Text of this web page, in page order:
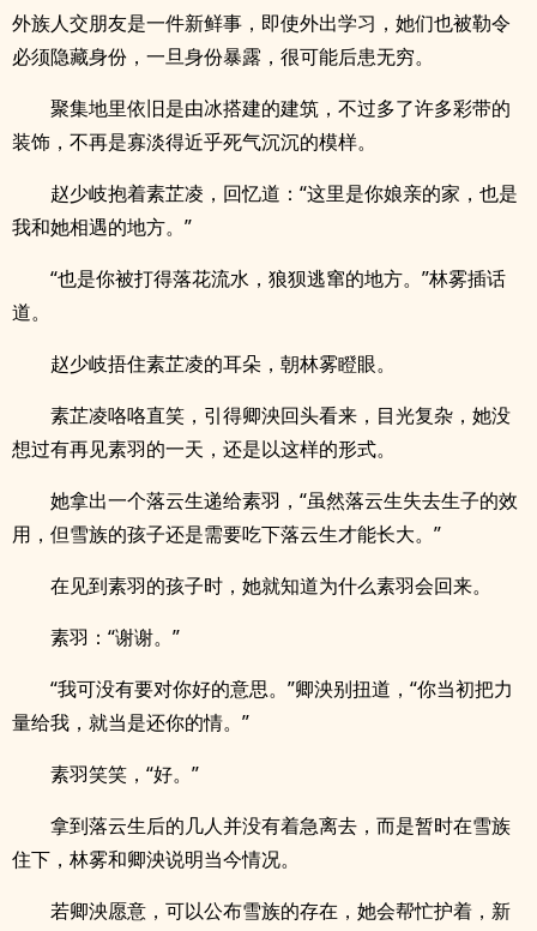
外族人交朋友是一件新鲜事，即使外出学习，她们也被勒令
必须隐藏身份，一旦身份暴露，很可能后患无穷。
聚集地里依旧是由冰搭建的建筑，不过多了许多彩带的
装饰，不再是寡淡得近乎死气沉沉的模样。
赵少岐抱着素芷凌，回忆道：“这里是你娘亲的家，也是
我和她相遇的地方。”
“也是你被打得落花流水，狼狈逃窜的地方。”林雾插话
道。
赵少岐捂住素芷凌的耳朵，朝林雾瞪眼。
素芷凌咯咯直笑，引得卿泱回头看来，目光复杂，她没
想过有再见素羽的一天，还是以这样的形式。
她拿出一个落云生递给素羽，“虽然落云生失去生子的效
用，但雪族的孩子还是需要吃下落云生才能长大。”
在见到素羽的孩子时，她就知道为什么素羽会回来。
素羽：“谢谢。”
“我可没有要对你好的意思。”卿泱别扭道，“你当初把力
量给我，就当是还你的情。”
素羽笑笑，“好。”
拿到落云生后的几人并没有着急离去，而是暂时在雪族
住下，林雾和卿泱说明当今情况。
若卿泱愿意，可以公布雪族的存在，她会帮忙护着，新